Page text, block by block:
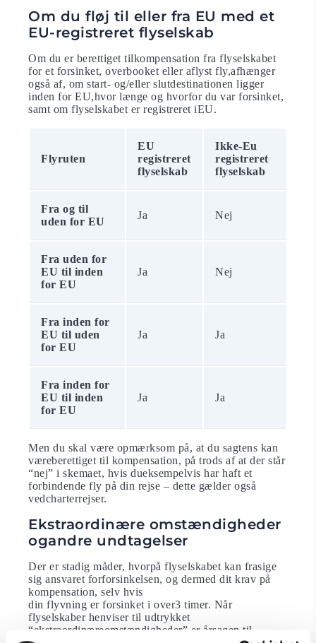
Om du fløj til eller fra EU med et
EU-registreret flyselskab
Om du er berettiget tilkompensation fra flyselskabet
for et forsinket, overbooket eller aflyst fly,afhænger
også af, om start- og/eller slutdestinationen ligger
inden for EU,hvor længe og hvorfor du var forsinket,
samt om flyselskabet er registreret iEU.
Flyruten
EU
registreret
flyselskab
Ikke-Eu
registreret
flyselskab
Fra og til
uden for EU
Ja Nej
Fra uden for
EU til inden
for EU
Ja Nej
Fra inden for
EU til uden
for EU
Ja Ja
Fra inden for
EU til inden
for EU
Ja Ja
Men du skal være opmærksom på, at du sagtens kan
væreberettiget til kompensation, på trods af at der står
“nej” i skemaet, hvis dueksempelvis har haft et
forbindende fly på din rejse – dette gælder også
vedcharterrejser.
Ekstraordinære omstændigheder
ogandre undtagelser
Der er stadig måder, hvorpå flyselskabet kan frasige
sig ansvaret forforsinkelsen, og dermed dit krav på
kompensation, selv hvis
din flyvning er forsinket i over3 timer. Når
flyselskaber henviser til udtrykket
“ekstraordinæreomstændigheder” er årsagen til